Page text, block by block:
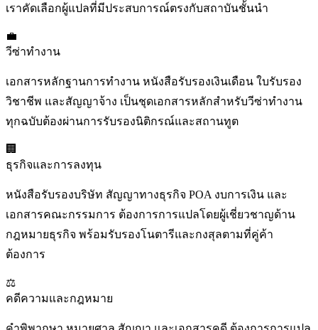
เราคัดเลือกผู้แปลที่มีประสบการณ์ตรงกับสถาบันชั้นนำ
💼
วีซ่าทำงาน
เอกสารหลักฐานการทำงาน หนังสือรับรองเงินเดือน ใบรับรอง
วิชาชีพ และสัญญาจ้าง เป็นชุดเอกสารหลักสำหรับวีซ่าทำงาน
ทุกฉบับต้องผ่านการรับรองนิติกรณ์และสถานทูต
🏢
ธุรกิจและการลงทุน
หนังสือรับรองบริษัท สัญญาทางธุรกิจ POA งบการเงิน และ
เอกสารคณะกรรมการ ต้องการการแปลโดยผู้เชี่ยวชาญด้าน
กฎหมายธุรกิจ พร้อมรับรองโนตารีและกงสุลตามที่คู่ค้า
ต้องการ
⚖️
คดีความและกฎหมาย